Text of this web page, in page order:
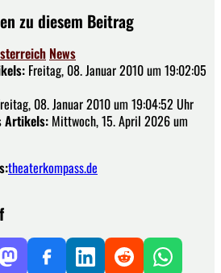
zu diesem Beitrag
News
Freitag, 08. Januar 2010 um 19:02:05
08. Januar 2010 um 19:04:52 Uhr
Artikels: Mittwoch, 15. April 2026 um
theaterkompass.de